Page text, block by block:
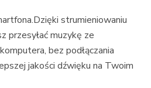
strumieniowaniu
przesyłać muzykę ze
bez podłączania
jakości dźwięku na Twoim